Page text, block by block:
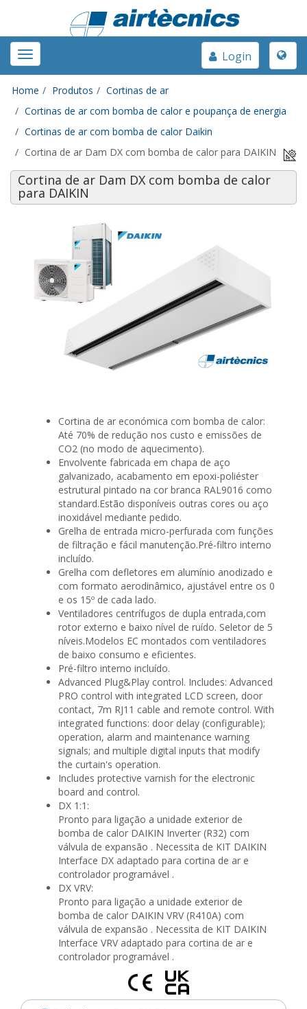
Toggle
navigation
Toggle
Login
Home Produtos
Cortinas de ar
Cortinas de ar com bomba de calor e poupança de energia
Cortinas de ar com bomba de calor Daikin
Cortina de ar Dam DX com bomba de calor para DAIKIN
Cortina de ar Dam DX com bomba de calor
para DAIKIN
Cortina de ar económica com bomba de calor:
Até 70% de redução nos custo e emissões de
CO2 (no modo de aquecimento).
Envolvente fabricada em chapa de aço
galvanizado, acabamento em epoxi-poliéster
estrutural pintado na cor branca RAL9016 como
standard.Estão disponíveis outras cores ou aço
inoxidável mediante pedido.
Grelha de entrada micro-perfurada com funções
de filtração e fácil manutenção.Pré-filtro interno
incluído.
Grelha com defletores em alumínio anodizado e
com formato aerodinâmico, ajustável entre os 0
e os 15º de cada lado.
Ventiladores centrífugos de dupla entrada,com
rotor externo e baixo nível de ruído. Seletor de 5
níveis.Modelos EC montados com ventiladores
de baixo consumo e eficientes.
Pré-filtro interno incluído.
Advanced Plug&Play control. Includes: Advanced
PRO control with integrated LCD screen, door
contact, 7m RJ11 cable and remote control. With
integrated functions: door delay (configurable);
operation, alarm and maintenance warning
signals; and multiple digital inputs that modify
the curtain's operation.
Includes protective varnish for the electronic
board and control.
DX 1:1:
Pronto para ligação a unidade exterior de
bomba de calor DAIKIN Inverter (R32) com
válvula de expansão . Necessita de KIT DAIKIN
Interface DX adaptado para cortina de ar e
controlador programável .
DX VRV:
Pronto para ligação a unidade exterior de
bomba de calor DAIKIN VRV (R410A) com
válvula de expansão . Necessita de KIT DAIKIN
Interface VRV adaptado para cortina de ar e
controlador programável .